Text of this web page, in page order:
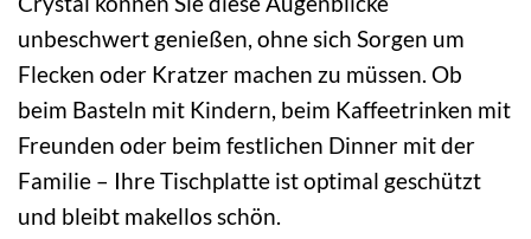
unbeschwert genießen, ohne sich Sorgen um
Flecken oder Kratzer machen zu müssen. Ob
beim Basteln mit Kindern, beim Kaffeetrinken mit
Freunden oder beim festlichen Dinner mit der
Familie – Ihre Tischplatte ist optimal geschützt
und bleibt makellos schön.